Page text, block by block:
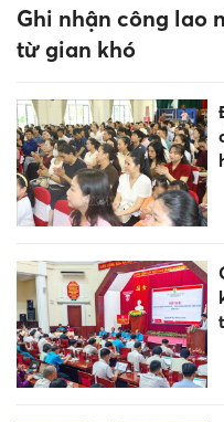
Ghi nhận công lao
từ gian khó